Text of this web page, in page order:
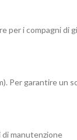
per i compagni
Per garantire
di manutenzione